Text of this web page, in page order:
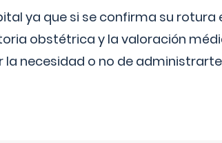
ya que si se confirma su rotura
obstétrica y la valoración
la necesidad o no de